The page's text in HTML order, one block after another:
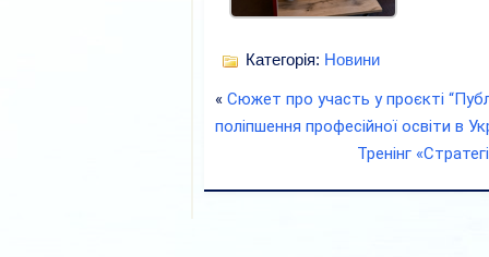
Категорія: Новини
« Сюжет про участь у проєкті
поліпшення професійної освіти в
Тренінг